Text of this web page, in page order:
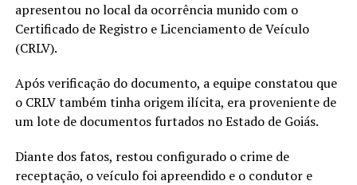
apresentou no local da ocorrência munido com o
Certificado de Registro e Licenciamento de Veículo
(CRLV).
Após verificação do documento, a equipe constatou que
o CRLV também tinha origem ilícita, era proveniente de
um lote de documentos furtados no Estado de Goiás.
Diante dos fatos, restou configurado o crime de
receptação, o veículo foi apreendido e o condutor e